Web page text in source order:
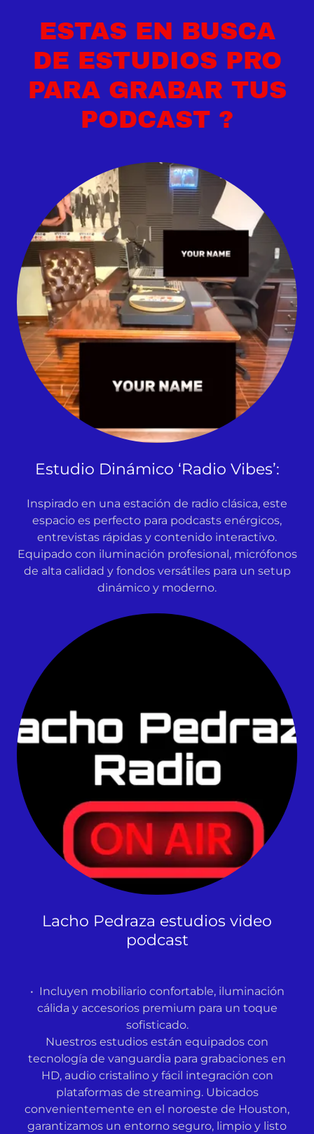
ESTAS EN BUSCA
DE ESTUDIOS PRO
PARA GRABAR TUS
PODCAST ?
Estudio Dinámico ‘Radio Vibes’:
Inspirado en una estación de radio clásica, este
espacio es perfecto para podcasts enérgicos,
entrevistas rápidas y contenido interactivo.
Equipado con iluminación profesional, micrófonos
de alta calidad y fondos versátiles para un setup
dinámico y moderno.
Lacho Pedraza estudios video
podcast
• Incluyen mobiliario confortable, iluminación
cálida y accesorios premium para un toque
sofisticado.
Nuestros estudios están equipados con
tecnología de vanguardia para grabaciones en
HD, audio cristalino y fácil integración con
plataformas de streaming. Ubicados
convenientemente en el noroeste de Houston,
garantizamos un entorno seguro, limpio y listo